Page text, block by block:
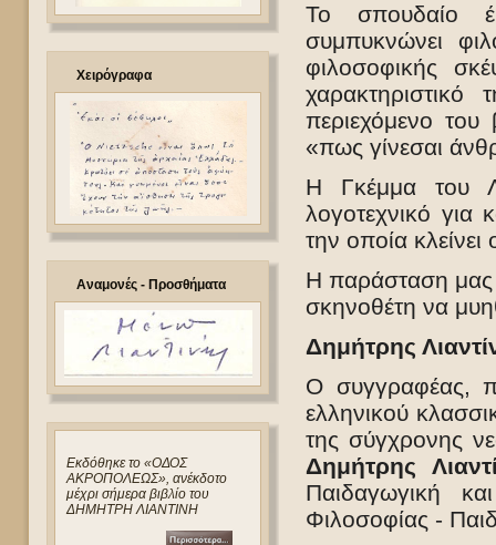
Χειρόγραφα
Αναμονές - Προσθήματα
Eκδόθηκε το «ΟΔΟΣ
ΑΚΡΟΠΟΛΕΩΣ», ανέκδοτο
μέχρι σήμερα βιβλίο του
ΔΗΜΗΤΡΗ ΛΙΑΝΤΙΝΗ
Το σπουδαίο
συμπυκνώνει
φιλοσοφικής
περιεχόμενο του
«πως γίνεσαι
Η Γκέμμα του
λογοτεχνικό για
την οποία
Η παράσταση μας
σκηνοθέτη να
Δημήτρης
Ο συγγραφέας,
ελληνικού
της σύγχρονης
Δημήτρης
Παιδαγωγική
Φιλοσοφίας -